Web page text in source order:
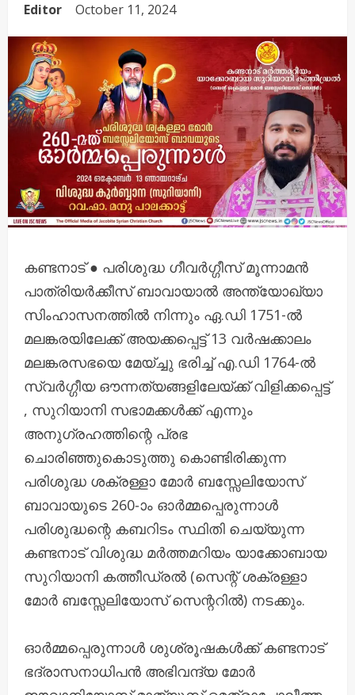
Editor October 11, 2024
കണ്ടനാട് ● പരിശുദ്ധ ഗീവർഗ്ഗീസ് മൂന്നാമൻ
പാത്രിയർക്കീസ് ബാവായാൽ അന്ത്യോഖ്യാ
സിംഹാസനത്തിൽ നിന്നും ഏ.ഡി 1751-ൽ
മലങ്കരയിലേക്ക് അയക്കപ്പെട്ട് 13 വർഷക്കാലം
മലങ്കരസഭയെ മേയ്ച്ചു ഭരിച്ച് എ.ഡി 1764-ൽ
സ്വർഗ്ഗീയ ഔന്നത്യങ്ങളിലേയ്ക്ക് വിളിക്കപ്പെട്ട്
, സുറിയാനി സഭാമക്കൾക്ക് എന്നും
അനുഗ്രഹത്തിന്റെ പ്രഭ
ചൊരിഞ്ഞുകൊടുത്തു കൊണ്ടിരിക്കുന്ന
പരിശുദ്ധ ശക്രള്ളാ മോർ ബസ്സേലിയോസ്
ബാവായുടെ 260-ാം ഓർമ്മപ്പെരുന്നാൾ
പരിശുദ്ധന്റെ കബറിടം സ്ഥിതി ചെയ്യുന്ന
കണ്ടനാട് വിശുദ്ധ മർത്തമറിയം യാക്കോബായ
സുറിയാനി കത്തീഡ്രൽ (സെന്റ് ശക്രള്ളാ
മോർ ബസ്സേലിയോസ് സെന്ററിൽ) നടക്കും.
ഓർമ്മപ്പെരുന്നാൾ ശുശ്രൂഷകൾക്ക് കണ്ടനാട്
ഭദ്രാസനാധിപൻ അഭിവന്ദ്യ മോർ